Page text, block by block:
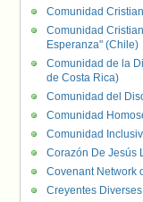
Comunidad
Comunidad
Esperanza" (Chile)
Comunidad de la
de Costa Rica)
Comunidad del
Comunidad
Comunidad
Corazón De Jesús
Covenant Network
Creyentes Diverses